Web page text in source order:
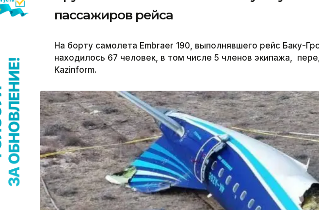
пассажиров рейса
На борту самолета Embraer 190, выполнявшего рейс Баку-
находилось 67 человек, в том числе 5 членов экипажа,
Kazinform.